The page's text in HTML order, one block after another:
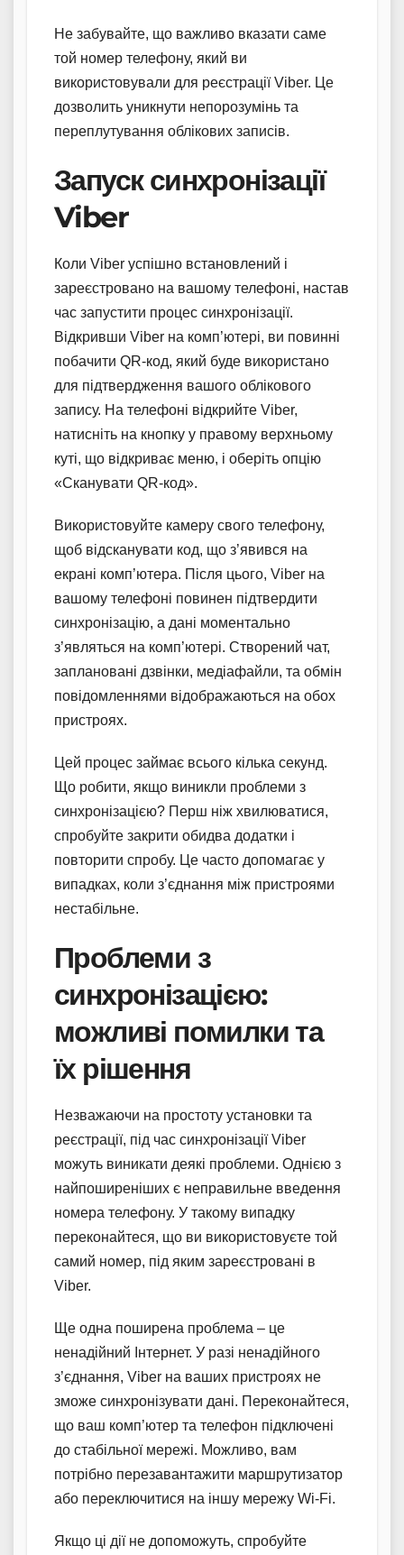
Не забувайте, що важливо вказати саме
той номер телефону, який ви
використовували для реєстрації Viber. Це
дозволить уникнути непорозумінь та
переплутування облікових записів.
Запуск синхронізації
Viber
Коли Viber успішно встановлений і
зареєстровано на вашому телефоні, настав
час запустити процес синхронізації.
Відкривши Viber на комп’ютері, ви повинні
побачити QR-код, який буде використано
для підтвердження вашого облікового
запису. На телефоні відкрийте Viber,
натисніть на кнопку у правому верхньому
куті, що відкриває меню, і оберіть опцію
«Сканувати QR-код».
Використовуйте камеру свого телефону,
щоб відсканувати код, що з’явився на
екрані комп’ютера. Після цього, Viber на
вашому телефоні повинен підтвердити
синхронізацію, а дані моментально
з’являться на комп’ютері. Створений чат,
заплановані дзвінки, медіафайли, та обмін
повідомленнями відображаються на обох
пристроях.
Цей процес займає всього кілька секунд.
Що робити, якщо виникли проблеми з
синхронізацією? Перш ніж хвилюватися,
спробуйте закрити обидва додатки і
повторити спробу. Це часто допомагає у
випадках, коли з’єднання між пристроями
нестабільне.
Проблеми з
синхронізацією:
можливі помилки та
їх рішення
Незважаючи на простоту установки та
реєстрації, під час синхронізації Viber
можуть виникати деякі проблеми. Однією з
найпоширеніших є неправильне введення
номера телефону. У такому випадку
переконайтеся, що ви використовуєте той
самий номер, під яким зареєстровані в
Viber.
Ще одна поширена проблема – це
ненадійний Інтернет. У разі ненадійного
з’єднання, Viber на ваших пристроях не
зможе синхронізувати дані. Переконайтеся,
що ваш комп’ютер та телефон підключені
до стабільної мережі. Можливо, вам
потрібно перезавантажити маршрутизатор
або переключитися на іншу мережу Wi-Fi.
Якщо ці дії не допоможуть, спробуйте